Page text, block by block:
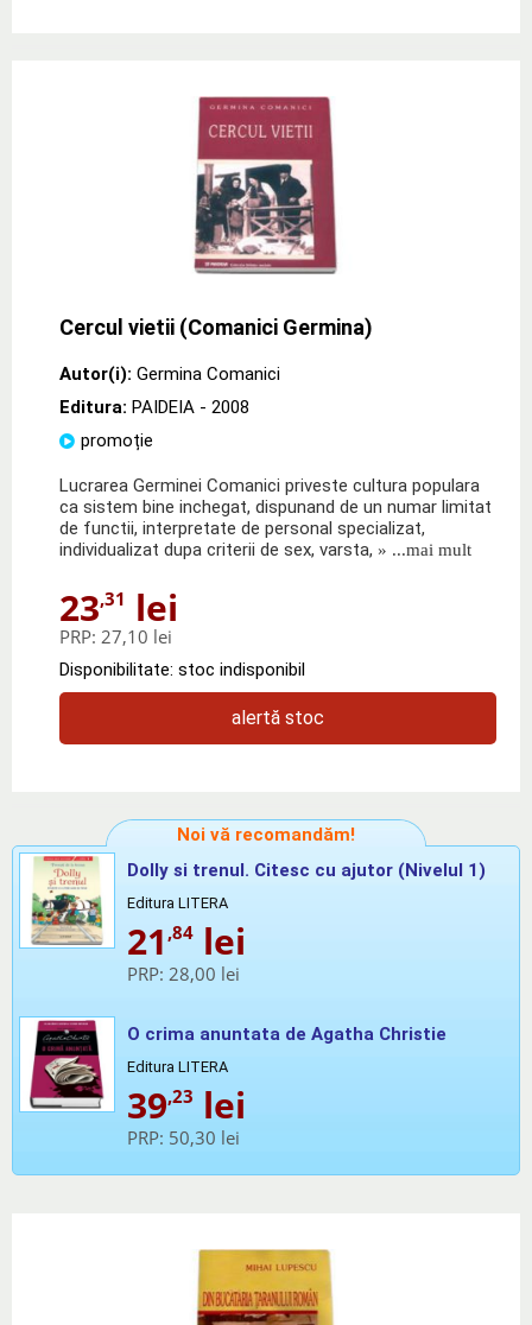
Cercul vietii (Comanici Germina)
Autor(i): Germina Comanici
Editura: PAIDEIA - 2008
promoție
Lucrarea Germinei Comanici priveste cultura populara
ca sistem bine inchegat, dispunand de un numar limitat
de functii, interpretate de personal specializat,
individualizat dupa criterii de sex, varsta, » ...mai mult
23,31 lei
PRP: 27,10 lei
Disponibilitate: stoc indisponibil
alertă stoc
Noi vă recomandăm!
Dolly si trenul. Citesc cu ajutor (Nivelul 1)
Editura LITERA
21 ,84 lei
PRP: 28,00 lei
O crima anuntata de Agatha Christie
Editura LITERA
39,23 lei
PRP: 50,30 lei